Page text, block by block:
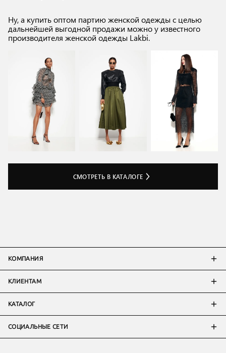
Ну, а купить оптом партию женской одежды с целью
дальнейшей выгодной продажи можно у известного
производителя женской одежды Lakbi.
СМОТРЕТЬ В КАТАЛОГЕ
КОМПАНИЯ
КЛИЕНТАМ
КАТАЛОГ
СОЦИАЛЬНЫЕ СЕТИ